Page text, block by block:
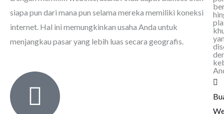
siapa pun dari mana pun selama mereka memiliki koneksi
internet. Hal ini memungkinkan usaha Anda untuk
menjangkau pasar yang lebih luas secara geografis.